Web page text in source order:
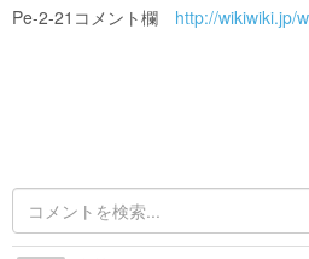
Pe-2-21コメント欄 http://wikiwiki.jp/